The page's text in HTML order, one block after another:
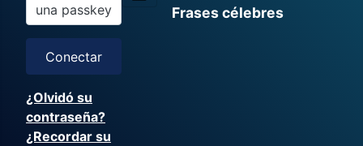
una passkey
Conectar
¿Olvidó su
contraseña?
¿Recordar su
Frases célebres